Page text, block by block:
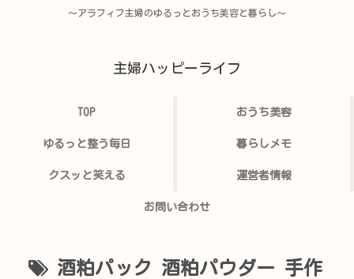
〜アラフィフ主婦のゆるっとおうち美容と暮らし〜
主婦ハッピーライフ
TOP おうち美容
ゆるっと整う毎日 暮らしメモ
クスッと笑える 運営者情報
お問い合わせ
酒粕パック 酒粕パウダー 手作